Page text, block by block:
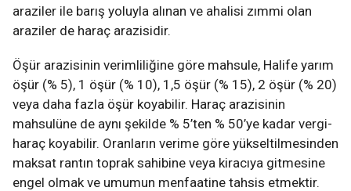
araziler ile barış yoluyla alınan ve ahalisi zımmi olan
araziler de haraç arazisidir.
Öşür arazisinin verimliliğine göre mahsule, Halife yarım
öşür (% 5), 1 öşür (% 10), 1,5 öşür (% 15), 2 öşür (% 20)
veya daha fazla öşür koyabilir. Haraç arazisinin
mahsulüne de aynı şekilde % 5’ten % 50’ye kadar vergi-
haraç koyabilir. Oranların verime göre yükseltilmesinden
maksat rantın toprak sahibine veya kiracıya gitmesine
engel olmak ve umumun menfaatine tahsis etmektir.